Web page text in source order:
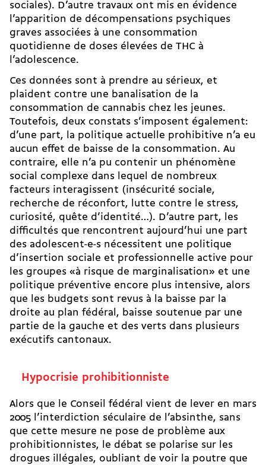
sociales). D’autre travaux ont mis en évidence
l’apparition de décompensations psychiques
graves associées à une consommation
quotidienne de doses élevées de THC à
l’adolescence.
Ces données sont à prendre au sérieux, et
plaident contre une banalisation de la
consommation de cannabis chez les jeunes.
Toutefois, deux constats s’imposent également:
d’une part, la politique actuelle prohibitive n’a eu
aucun effet de baisse de la consommation. Au
contraire, elle n’a pu contenir un phénomène
social complexe dans lequel de nombreux
facteurs interagissent (insécurité sociale,
recherche de réconfort, lutte contre le stress,
curiosité, quête d’identité…). D’autre part, les
difficultés que rencontrent aujourd’hui une part
des adolescent-e-s nécessitent une politique
d’insertion sociale et professionnelle active pour
les groupes «à risque de marginalisation» et une
politique préventive encore plus intensive, alors
que les budgets sont revus à la baisse par la
droite au plan fédéral, baisse soutenue par une
partie de la gauche et des verts dans plusieurs
exécutifs cantonaux.
Hypocrisie prohibitionniste
Alors que le Conseil fédéral vient de lever en mars
2005 l’interdiction séculaire de l’absinthe, sans
que cette mesure ne pose de problème aux
prohibitionnistes, le débat se polarise sur les
drogues illégales, oubliant de voir la poutre que